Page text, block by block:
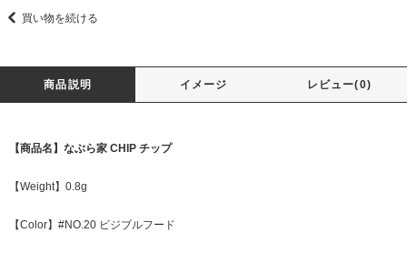
買い物を続ける
商品説明 イメージ レビュー(0)
【商品名】なぶら家 CHIP チップ
【Weight】0.8g
【Color】#NO.20 ビジブルフード